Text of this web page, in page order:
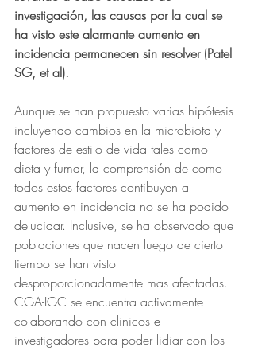
investigación, las causas por la cual se
ha visto este alarmante aumento en
incidencia permanecen sin resolver (Patel
SG, et al).
Aunque se han propuesto varias hipótesis
incluyendo cambios en la microbiota y
factores de estilo de vida tales como
dieta y fumar, la comprensión de como
todos estos factores contibuyen al
aumento en incidencia no se ha podido
delucidar. Inclusive, se ha observado que
poblaciones que nacen luego de cierto
tiempo se han visto
desproporcionadamente mas afectadas.
CGA-IGC se encuentra activamente
colaborando con clinicos e
investigadores para poder lidiar con los